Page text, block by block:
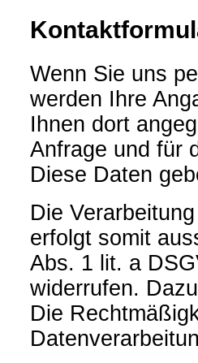
Wenn Sie uns
werden Ihre
Ihnen dort
Anfrage und für
Diese Daten
Die
erfolgt somit
Abs. 1 lit. a
widerrufen.
Die